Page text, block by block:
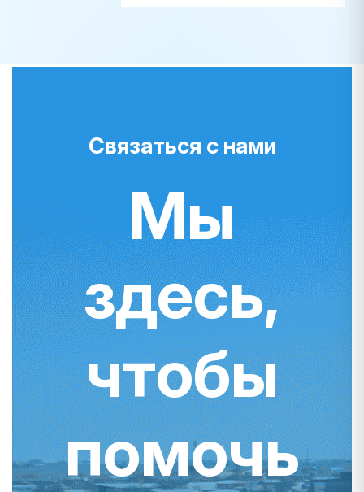
Связаться с нами
Мы
здесь,
чтобы
помочь